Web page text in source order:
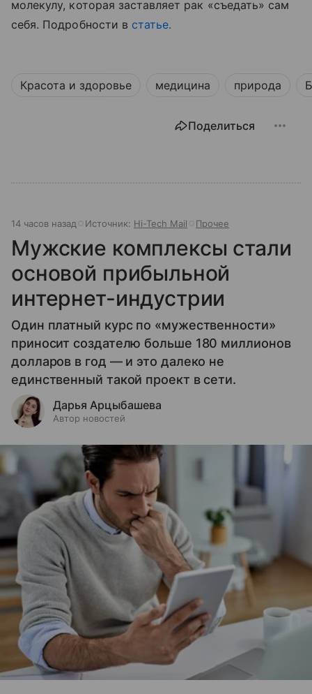
молекулу, которая заставляет рак «съедать» сам
себя. Подробности в статье.
Красота и здоровье медицина природа
Поделиться
14 часов назад Источник: Hi-Tech Mail Прочее
Мужские комплексы стали
основой прибыльной
интернет-индустрии
Один платный курс по «мужественности»
приносит создателю больше 180 миллионов
долларов в год — и это далеко не
единственный такой проект в сети.
Дарья Арцыбашева
Автор новостей